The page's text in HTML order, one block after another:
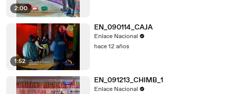
2:00
1:52
EN_090114_CAJA
Enlace Nacional
hace 12 años
EN_091213_CHIMB_1
Enlace Nacional